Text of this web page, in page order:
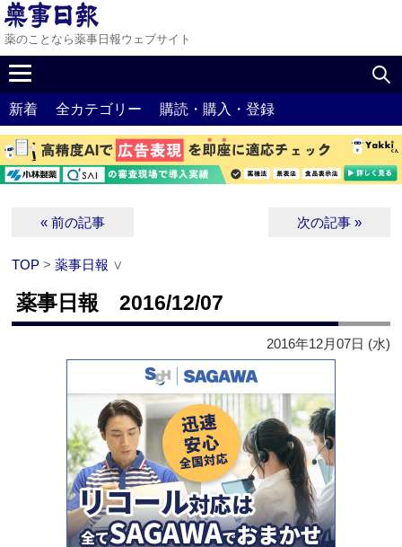
薬のことなら薬事日報ウェブサイト
新着 全カテゴリー 購読・購入・登録
« 前の記事 次の記事 »
TOP >薬事日報 ∨
薬事日報 2016/12/07
2016年12月07日 (水)